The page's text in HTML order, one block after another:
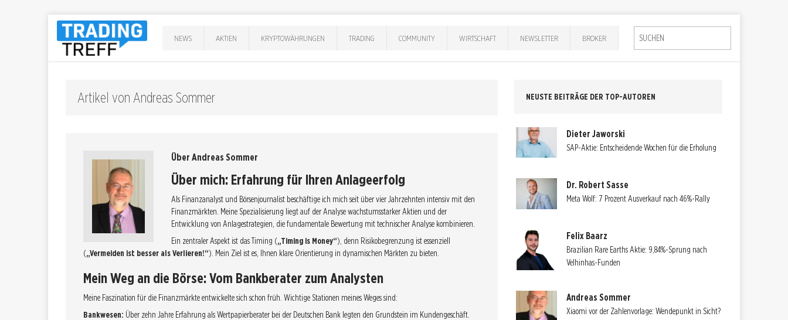
NEWS AKTIEN KRYPTOWÄHRUNGEN TRADING COMMUNITY WIRTSCHAFT NEWSLETTER BROKER
Artikel von Andreas Sommer
Über Andreas Sommer
Über mich: Erfahrung für Ihren Anlageerfolg
Als Finanzanalyst und Börsenjournalist beschäftige ich mich seit über vier Jahrzehnten intensiv mit den
Finanzmärkten. Meine Spezialisierung liegt auf der Analyse wachstumsstarker Aktien und der
Entwicklung von Anlagestrategien, die fundamentale Bewertung mit technischer Analyse kombinieren.
Ein zentraler Aspekt ist das Timing („Timing is Money“), denn Risikobegrenzung ist essenziell
(„Vermeiden ist besser als Verlieren!“). Mein Ziel ist es, Ihnen klare Orientierung in dynamischen Märkten zu bieten.
Mein Weg an die Börse: Vom Bankberater zum Analysten
Meine Faszination für die Finanzmärkte entwickelte sich schon früh. Wichtige Stationen meines Weges sind:
Bankwesen: Über zehn Jahre Erfahrung als Wertpapierberater bei der Deutschen Bank legten den Grundstein im Kundengeschäft.
NEUSTE BEITRÄGE DER TOP-AUTOREN
Dieter Jaworski
SAP-Aktie: Entscheidende Wochen für die Erholung
Dr. Robert Sasse
Meta Wolf: 7 Prozent Ausverkauf nach 46%-Rally
Felix Baarz
Brazilian Rare Earths Aktie: 9,84%-Sprung nach
Velhinhas-Funden
Andreas Sommer
Xiaomi vor der Zahlenvorlage: Wendepunkt in Sicht?